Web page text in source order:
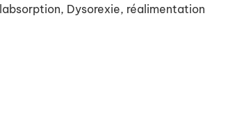
Dysorexie, réalimentation